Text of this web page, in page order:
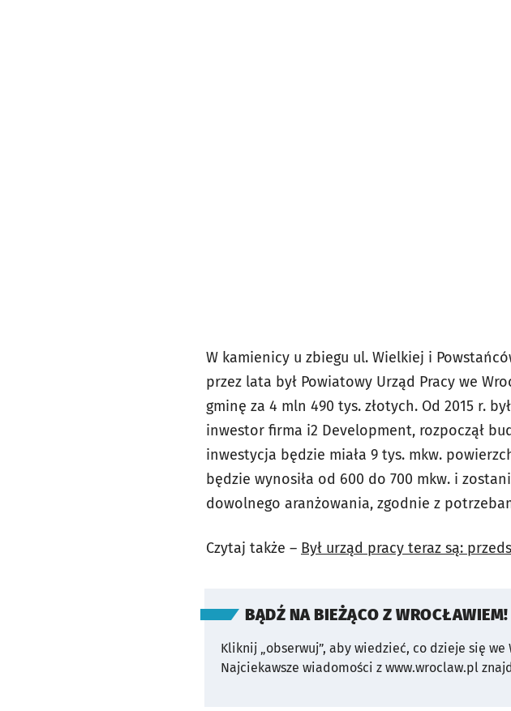
W kamienicy u zbiegu ul. Wielkiej i
przez lata był Powiatowy Urząd Pracy we
gminę za 4 mln 490 tys. złotych. Od 2015 r.
inwestor firma i2 Development, rozpoczął
inwestycja będzie miała 9 tys. mkw.
będzie wynosiła od 600 do 700 mkw. i
dowolnego aranżowania, zgodnie z
Czytaj także – Był urząd pracy teraz są:
BĄDŹ NA BIEŻĄCO Z WROCŁAWIEM!
Kliknij „obserwuj”, aby wiedzieć, co dzieje się we
Najciekawsze wiadomości z www.wroclaw.pl